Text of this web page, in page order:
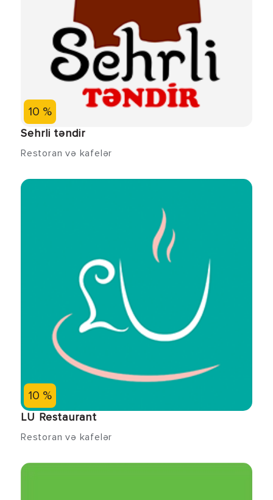
10 %
Sehrli təndir
Restoran və kafelər
10 %
LU Restaurant
Restoran və kafelər